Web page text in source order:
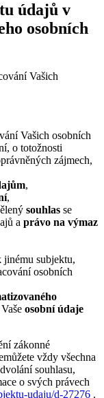
údajů v
osobních
Vašich
Vašich osobních
o totožnosti
zájmech,
,
,
souhlas se
a právo na výmaz
jinému subjektu,
osobních
Vaše osobní údaje
zákonné
vždy všechna
souhlasu,
o svých právech
udaju/d-27276 .